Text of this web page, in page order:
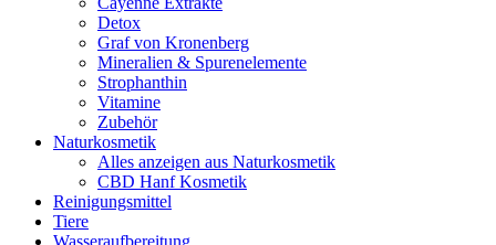
Detox
Graf von Kronenberg
Mineralien & Spurenelemente
Strophanthin
Vitamine
Zubehör
Naturkosmetik
Alles anzeigen aus Naturkosmetik
CBD Hanf Kosmetik
Reinigungsmittel
Tiere
Wasseraufbereitung